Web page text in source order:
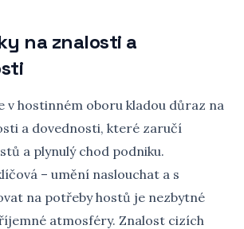
na znalosti a
v hostinném oboru kladou důraz na
a dovednosti, které zaručí
a plynulý chod podniku.
– umění naslouchat a s
na potřeby hostů je nezbytné
atmosféry. Znalost cizích